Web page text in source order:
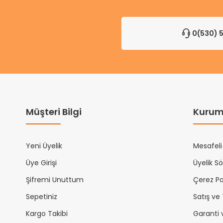
0(530)
Müşteri Bilgi
Yeni Üyelik
Üye Girişi
Şifremi Unuttum
Sepetiniz
Kargo Takibi
Mesafeli
Üyelik
Çerez
Satış
Garanti